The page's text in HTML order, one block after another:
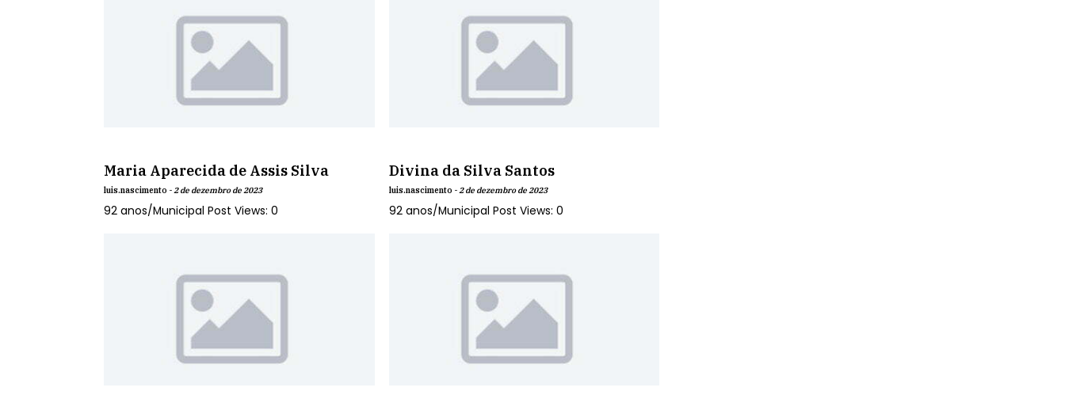
Maria Aparecida de Assis Silva
luis.nascimento -2 de dezembro de 2023
92 anos/Municipal Post Views: 0
Divina da Silva Santos
luis.nascimento -2 de dezembro de 2023
92 anos/Municipal Post Views: 0